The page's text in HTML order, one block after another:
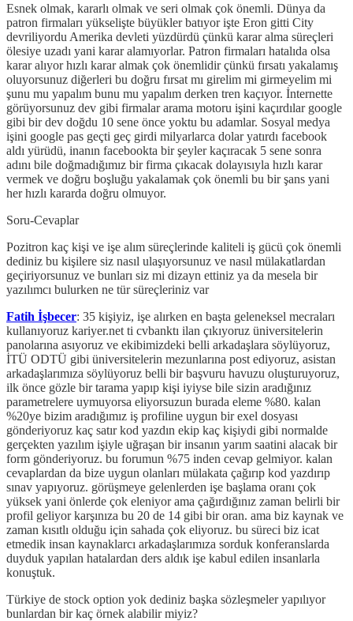
Esnek olmak, kararlı olmak ve seri olmak çok önemli. Dünya da
patron firmaları yükselişte büyükler batıyor işte Eron gitti City
devriliyordu Amerika devleti yüzdürdü çünkü karar alma süreçleri
ölesiye uzadı yani karar alamıyorlar. Patron firmaları hatalıda olsa
karar alıyor hızlı karar almak çok önemlidir çünkü fırsatı yakalamış
oluyorsunuz diğerleri bu doğru fırsat mı girelim mi girmeyelim mi
şunu mu yapalım bunu mu yapalım derken tren kaçıyor. İnternette
görüyorsunuz dev gibi firmalar arama motoru işini kaçırdılar google
gibi bir dev doğdu 10 sene önce yoktu bu adamlar. Sosyal medya
işini google pas geçti geç girdi milyarlarca dolar yatırdı facebook
aldı yürüdü, inanın facebookta bir şeyler kaçıracak 5 sene sonra
adını bile doğmadığımız bir firma çıkacak dolayısıyla hızlı karar
vermek ve doğru boşluğu yakalamak çok önemli bu bir şans yani
her hızlı kararda doğru olmuyor.
Soru-Cevaplar
Pozitron kaç kişi ve işe alım süreçlerinde kaliteli iş gücü çok önemli
dediniz bu kişilere siz nasıl ulaşıyorsunuz ve nasıl mülakatlardan
geçiriyorsunuz ve bunları siz mi dizayn ettiniz ya da mesela bir
yazılımcı bulurken ne tür süreçleriniz var
Fatih İşbecer: 35 kişiyiz, işe alırken en başta geleneksel mecraları
kullanıyoruz kariyer.net ti cvbanktı ilan çıkıyoruz üniversitelerin
panolarına asıyoruz ve ekibimizdeki belli arkadaşlara söylüyoruz,
İTÜ ODTÜ gibi üniversitelerin mezunlarına post ediyoruz, asistan
arkadaşlarımıza söylüyoruz belli bir başvuru havuzu oluşturuyoruz,
ilk önce gözle bir tarama yapıp kişi iyiyse bile sizin aradığınız
parametrelere uymuyorsa eliyorsuzun burada eleme %80. kalan
%20ye bizim aradığımız iş profiline uygun bir exel dosyası
gönderiyoruz kaç satır kod yazdın ekip kaç kişiydi gibi normalde
gerçekten yazılım işiyle uğraşan bir insanın yarım saatini alacak bir
form gönderiyoruz. bu forumun %75 inden cevap gelmiyor. kalan
cevaplardan da bize uygun olanları mülakata çağırıp kod yazdırıp
sınav yapıyoruz. görüşmeye gelenlerden işe başlama oranı çok
yüksek yani önlerde çok eleniyor ama çağırdığınız zaman belirli bir
profil geliyor karşınıza bu 20 de 14 gibi bir oran. ama biz kaynak ve
zaman kısıtlı olduğu için sahada çok eliyoruz. bu süreci biz icat
etmedik insan kaynaklarcı arkadaşlarımıza sorduk konferanslarda
duyduk yapılan hatalardan ders aldık işe kabul edilen insanlarla
konuştuk.
Türkiye de stock option yok dediniz başka sözleşmeler yapılıyor
bunlardan bir kaç örnek alabilir miyiz?